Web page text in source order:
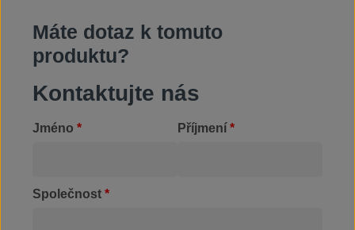
Máte dotaz k tomuto
produktu?
Kontaktujte nás
Jméno * Příjmení *
Společnost *